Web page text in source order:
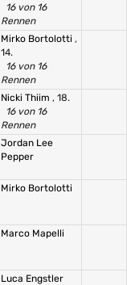
16 von 16
Rennen
Mirko Bortolotti ,
14.
16 von 16
Rennen
Nicki Thiim , 18.
16 von 16
Rennen
Jordan Lee
Pepper
Mirko Bortolotti
Marco Mapelli
Luca Engstler